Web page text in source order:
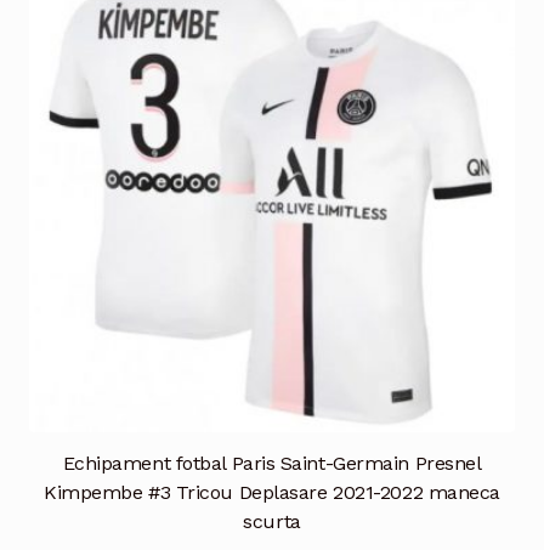
Opțiunile
pagina
Echipament fotbal Paris Saint-Germain Presnel
Kimpembe #3 Tricou Deplasare 2021-2022 maneca
scurta